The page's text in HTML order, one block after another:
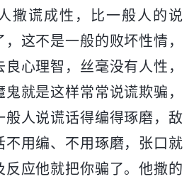
撒谎成性，比一般人的说
这不是一般的败坏性情，
心理智，丝毫没有人性，
就是这样常常说谎欺骗，
般人说谎话得编得琢磨，敌
不用编、不用琢磨，张口就
反应他就把你骗了。他撒的